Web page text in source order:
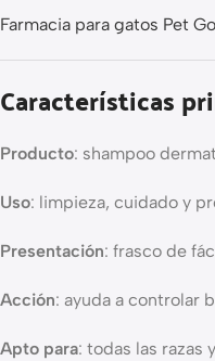
Farmacia para gatos Pet
Características
Producto: shampoo
Uso: limpieza, cuidado y
Presentación: frasco de
Acción: ayuda a controlar
Apto para: todas las razas